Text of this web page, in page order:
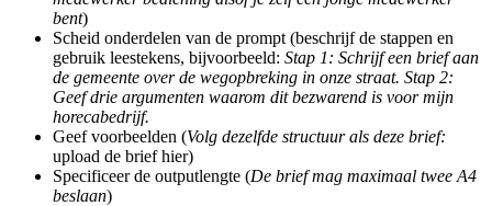
bent)
Scheid onderdelen van de prompt (beschrijf de stappen en
gebruik leestekens, bijvoorbeeld: Stap 1: Schrijf een brief aan
de gemeente over de wegopbreking in onze straat. Stap 2:
Geef drie argumenten waarom dit bezwarend is voor mijn
horecabedrijf.
Geef voorbeelden (Volg dezelfde structuur als deze brief:
upload de brief hier)
Specificeer de outputlengte (De brief mag maximaal twee A4
beslaan)